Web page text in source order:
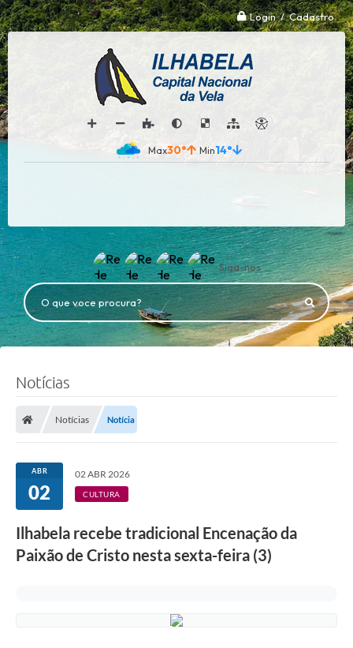
Login / Cadastro
30° 14°
Siga-nos
O que voce procura?
Notícias
Notícias Notícia
ABR
02
02 ABR 2026
CULTURA
Ilhabela recebe tradicional Encenação da
Paixão de Cristo nesta sexta-feira (3)